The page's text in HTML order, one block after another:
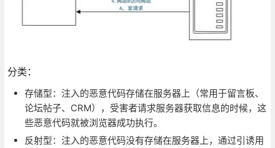
分类：
存储型：注入的恶意代码存储在服务器上（常用于留言板、
论坛帖子、CRM），受害者请求服务器获取信息的时候，这
些恶意代码就被浏览器成功执行。
反射型：注入的恶意代码没有存储在服务器上，通过引诱用